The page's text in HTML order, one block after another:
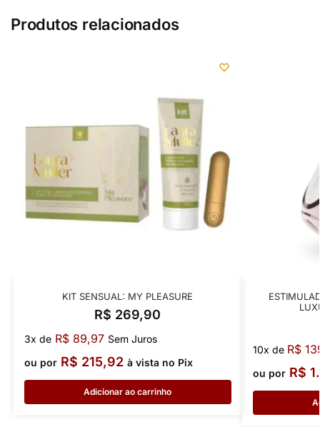
Produtos relacionados
KIT SENSUAL: MY PLEASURE
R$ 269,90
3x de R$89,97 Sem Juros
ou por R$ 215,92 à vista no Pix
Adicionar ao carrinho
10x de R$
ou por R$